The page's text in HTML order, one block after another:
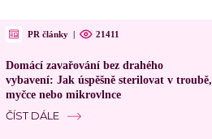
PR články | 21411
Domácí zavařování bez drahého
vybavení: Jak úspěšně sterilovat v troubě,
myčce nebo mikrovlnce
ČÍST DÁLE